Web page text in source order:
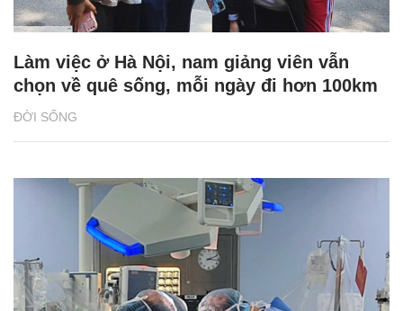
ĐỜI SỐNG
Làm việc ở Hà Nội, nam giảng viên vẫn
chọn về quê sống, mỗi ngày đi hơn 100km